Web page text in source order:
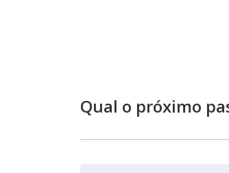
Qual o próximo